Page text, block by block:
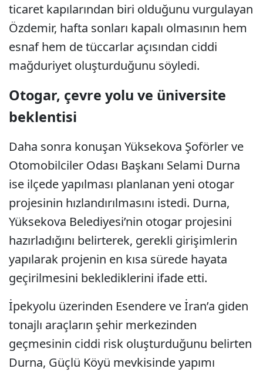
ticaret kapılarından biri olduğunu vurgulayan
Özdemir, hafta sonları kapalı olmasının hem
esnaf hem de tüccarlar açısından ciddi
mağduriyet oluşturduğunu söyledi.
Otogar, çevre yolu ve üniversite
beklentisi
Daha sonra konuşan Yüksekova Şoförler ve
Otomobilciler Odası Başkanı Selami Durna
ise ilçede yapılması planlanan yeni otogar
projesinin hızlandırılmasını istedi. Durna,
Yüksekova Belediyesi’nin otogar projesini
hazırladığını belirterek, gerekli girişimlerin
yapılarak projenin en kısa sürede hayata
geçirilmesini beklediklerini ifade etti.
İpekyolu üzerinden Esendere ve İran’a giden
tonajlı araçların şehir merkezinden
geçmesinin ciddi risk oluşturduğunu belirten
Durna, Güçlü Köyü mevkisinde yapımı